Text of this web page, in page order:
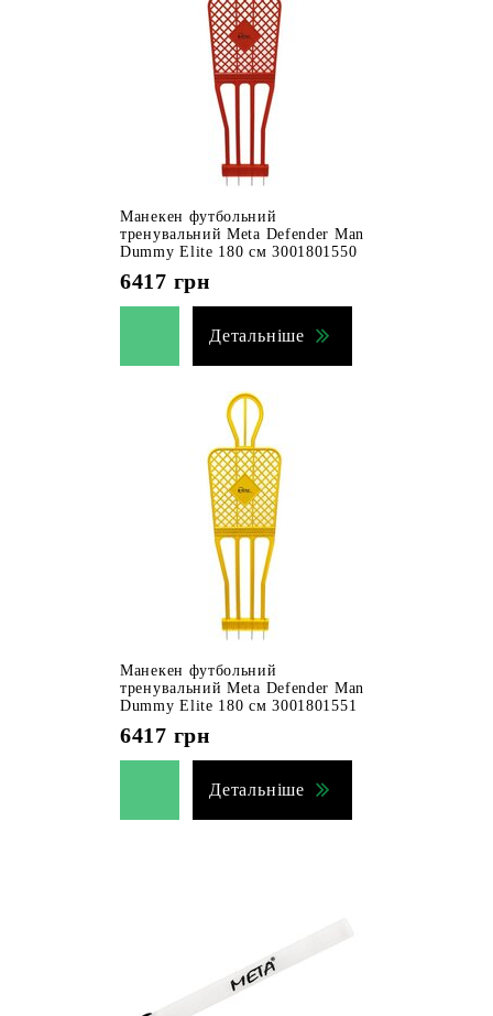
Манекен футбольний
тренувальний Meta Defender Man
Dummy Elite 180 см 3001801550
6417 грн
Детальніше
Манекен футбольний
тренувальний Meta Defender Man
Dummy Elite 180 см 3001801551
6417 грн
Детальніше